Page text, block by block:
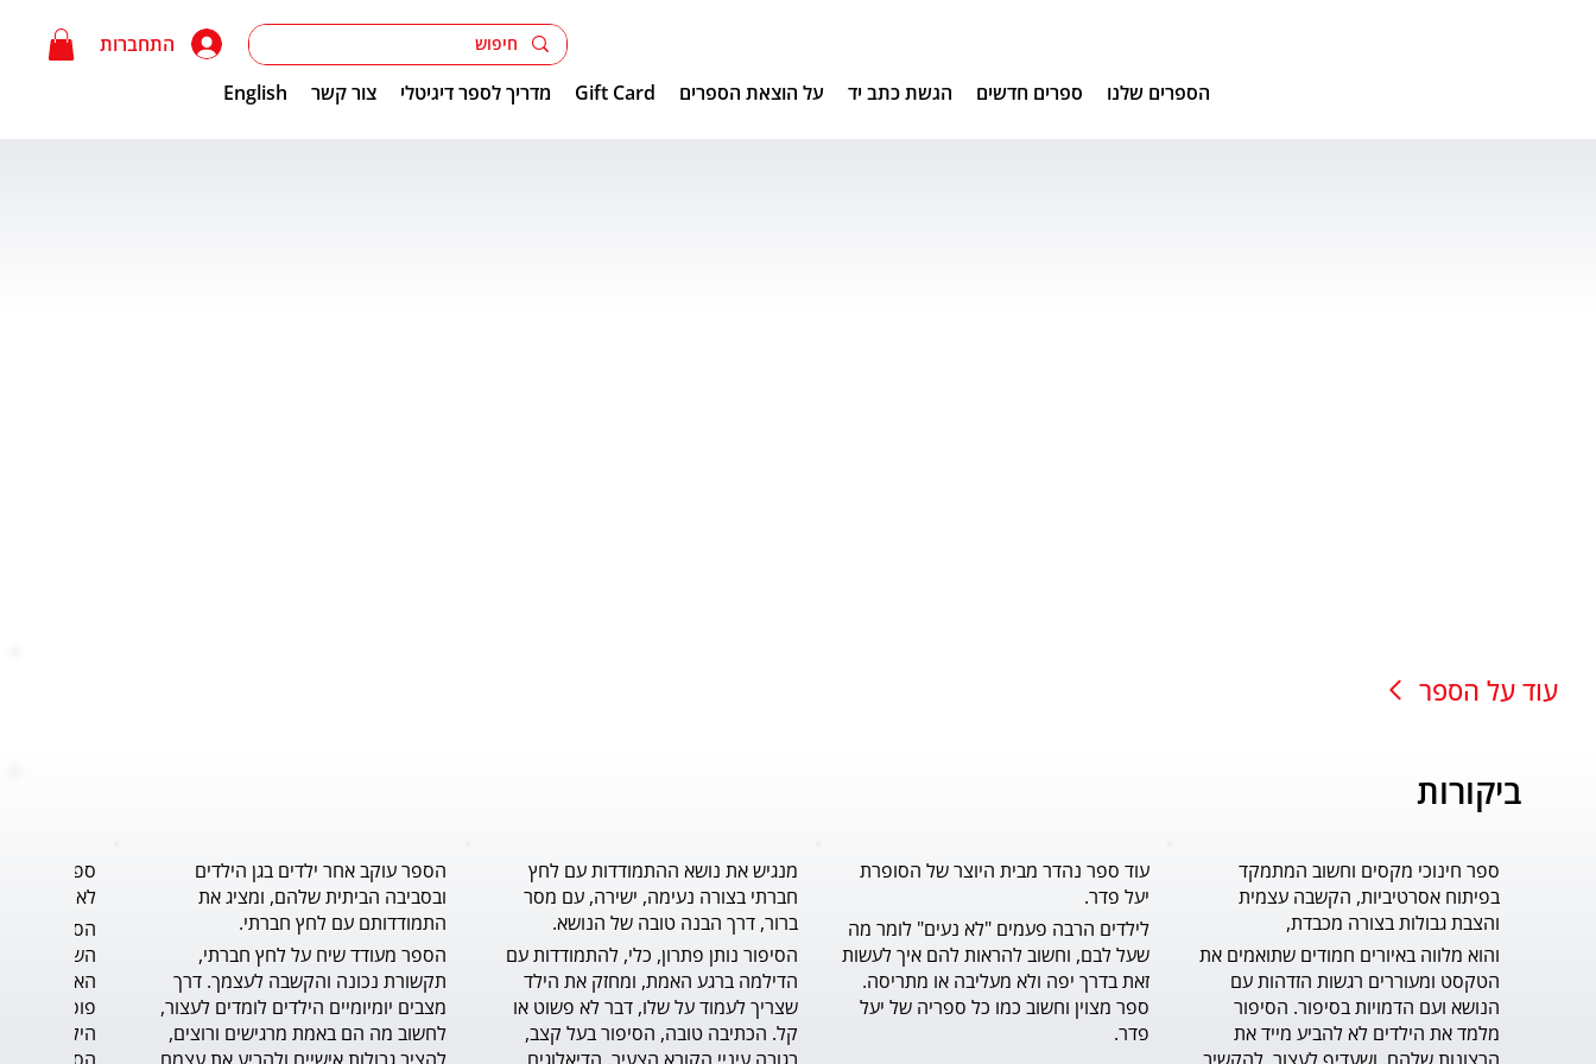
התחברות
הספרים שלנו
ספרים חדשים הגשת כתב יד על הוצאת הספרים Gift Card מדריך לספר דיגיטלי צור קשר English
עוד על הספר
ביקורות
ספר חינוכי מקסים וחשוב המתמקד
בפיתוח אסרטיביות, הקשבה עצמית
והצבת גבולות בצורה מכבדת,
והוא מלווה באיורים חמודים שתואמים את
הנושא ועם הדמויות בסיפור. הסיפור
מלמד את הילדים לא להביע מייד את
עוד ספר נהדר מבית היוצר של הסופרת
יעל פדר.
פדר.
מנגיש את נושא ההתמודדות עם לחץ
חברתי בצורה נעימה, ישירה, עם מסר
ברור, דרך הבנה טובה של הנושא.
הספר עוקב אחר ילדים בגן הילדים
ובסביבה הביתית שלהם, ומציג את
התמודדותם עם לחץ חברתי.
תקשורת נכונה והקשבה לעצמך. דרך
ספר נוגע
לאורך